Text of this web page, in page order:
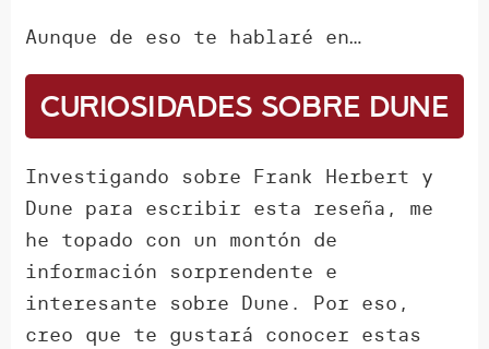
Aunque de eso te hablaré en…
Curiosidades sobre Dune
Investigando sobre Frank Herbert y
Dune para escribir esta reseña, me
he topado con un montón de
información sorprendente e
interesante sobre Dune. Por eso,
creo que te gustará conocer estas